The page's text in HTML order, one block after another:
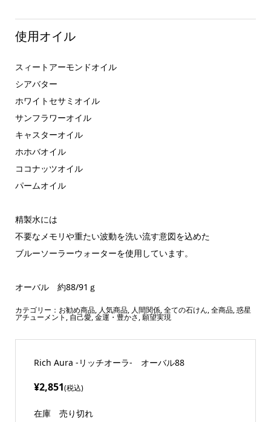
使用オイル
スィートアーモンドオイル
シアバター
ホワイトセサミオイル
サンフラワーオイル
キャスターオイル
ホホバオイル
ココナッツオイル
パームオイル
精製水には
不要なメモリや重たい波動を洗い流す意図を込めた
ブルーソーラーウォーターを使用しています。
オーバル 約88/91ｇ
カテゴリー： お勧め商品, 人気商品, 人間関係,全ての石けん,全商品,惑星
アチューメント ,自己愛,金運・豊かさ,願望実現
Rich Aura -リッチオーラ- オーバル88
¥2,851(税込)
在庫 売り切れ